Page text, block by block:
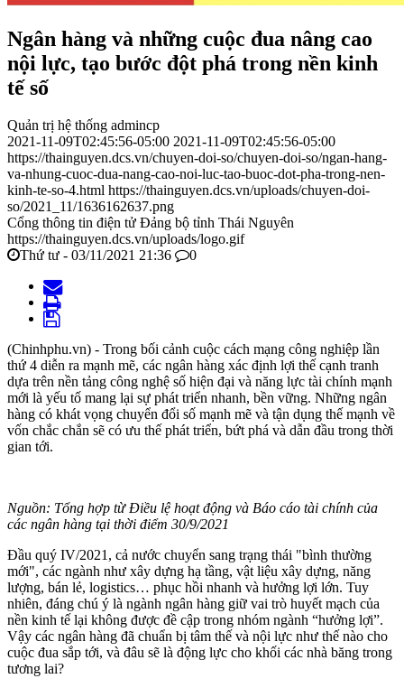
Ngân hàng và những cuộc đua nâng cao
nội lực, tạo bước đột phá trong nền kinh
tế số
Quản trị hệ thống admincp
2021-11-09T02:45:56-05:00 2021-11-09T02:45:56-05:00
https://thainguyen.dcs.vn/chuyen-doi-so/chuyen-doi-so/ngan-hang-
va-nhung-cuoc-dua-nang-cao-noi-luc-tao-buoc-dot-pha-trong-nen-
kinh-te-so-4.html https://thainguyen.dcs.vn/uploads/chuyen-doi-
so/2021_11/1636162637.png
Cổng thông tin điện tử Đảng bộ tỉnh Thái Nguyên
https://thainguyen.dcs.vn/uploads/logo.gif
Thứ tư - 03/11/2021 21:36
0
(Chinhphu.vn) - Trong bối cảnh cuộc cách mạng công nghiệp lần
thứ 4 diễn ra mạnh mẽ, các ngân hàng xác định lợi thế cạnh tranh
dựa trên nền tảng công nghệ số hiện đại và năng lực tài chính mạnh
mới là yếu tố mang lại sự phát triển nhanh, bền vững. Những ngân
hàng có khát vọng chuyển đổi số mạnh mẽ và tận dụng thế mạnh về
vốn chắc chắn sẽ có ưu thế phát triển, bứt phá và dẫn đầu trong thời
gian tới.
Nguồn: Tổng hợp từ Điều lệ hoạt động và Báo cáo tài chính của
các ngân hàng tại thời điểm 30/9/2021
Đầu quý IV/2021, cả nước chuyển sang trạng thái "bình thường
mới", các ngành như xây dựng hạ tầng, vật liệu xây dựng, năng
lượng, bán lẻ, logistics… phục hồi nhanh và hưởng lợi lớn. Tuy
nhiên, đáng chú ý là ngành ngân hàng giữ vai trò huyết mạch của
nền kinh tế lại không được đề cập trong nhóm ngành “hưởng lợi”.
Vậy các ngân hàng đã chuẩn bị tâm thế và nội lực như thế nào cho
cuộc đua sắp tới, và đâu sẽ là động lực cho khối các nhà băng trong
tương lai?